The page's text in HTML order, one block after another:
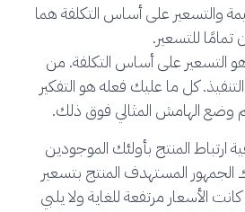
والتسعير على أساس التكلفة هما
للتسعير.
التسعير على أساس التكلفة. من
كل ما عليك فعله هو التفكير
الهامش المثالي فوق ذلك.
المنتج بأولئك الموجودين
المستهدف المنتج بتسعير
الأسعار مرتفعة للغاية ولا يلبي